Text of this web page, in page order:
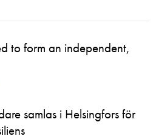
to form an independent,
samlas i Helsingfors för